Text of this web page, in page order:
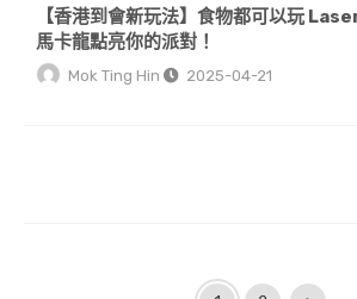
【香港到會新玩法】食物都可以玩
馬卡龍點亮你的派對！
Mok Ting Hin 2025-04-21